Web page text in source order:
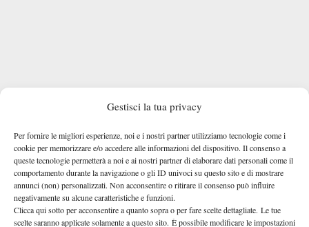
Gestisci la tua privacy
Per fornire le migliori esperienze, noi e i nostri partner utilizziamo tecnologie come i
cookie per memorizzare e/o accedere alle informazioni del dispositivo. Il consenso a
queste tecnologie permetterà a noi e ai nostri partner di elaborare dati personali come il
comportamento durante la navigazione o gli ID univoci su questo sito e di mostrare
annunci (non) personalizzati. Non acconsentire o ritirare il consenso può influire
negativamente su alcune caratteristiche e funzioni.
Clicca qui sotto per acconsentire a quanto sopra o per fare scelte dettagliate. Le tue
scelte saranno applicate solamente a questo sito. È possibile modificare le impostazioni
per poi recuperare il break. È stato decisivo l’ottavo gioco in cui
Rublev ha messo a segno un ulteriore e decisivo break. Il
secondo set, invece, è iniziato con un 2-0 per il romano, poi
rimontato da 6 giochi consecutivi di Rublev.